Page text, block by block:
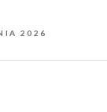
2026